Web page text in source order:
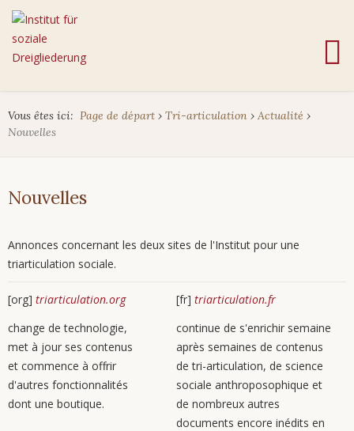
Vous êtes ici: Page de départ › Tri-articulation › Actualité ›
Nouvelles
Nouvelles
Annonces concernant les deux sites de l'Institut pour une
triarticulation sociale.
[org] triarticulation.org
change de technologie,
met à jour ses contenus
et commence à offrir
d'autres fonctionnalités
dont une boutique.
[fr] triarticulation.fr
continue de s'enrichir semaine
après semaines de contenus
de tri-articulation, de science
sociale anthroposophique et
de nombreux autres
documents encore inédits en